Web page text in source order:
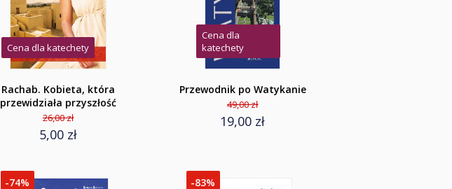
Cena dla katechety
Rachab. Kobieta, która
przewidziała przyszłość
26,00 zł
5,00 zł
Cena dla
katechety
Przewodnik po Watykanie
49,00 zł
19,00 zł
-74% -83%